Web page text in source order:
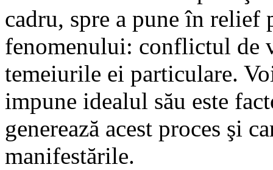
cadru, spre a pune în
fenomenului: conflictul de
temeiurile ei particulare.
impune idealul său este
generează acest proces şi
manifestările.